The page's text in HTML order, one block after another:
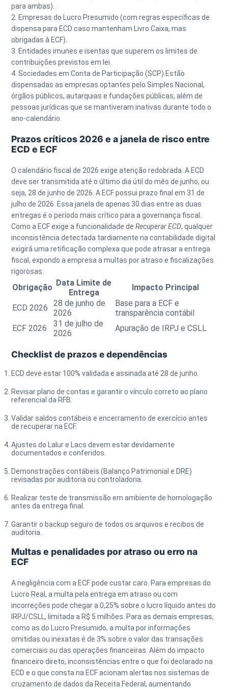
para ambas).
2. Empresas do Lucro Presumido (com regras específicas de
dispensa para ECD caso mantenham Livro Caixa, mas
obrigadas à ECF).
3. Entidades imunes e isentas que superem os limites de
contribuições previstos em lei.
4. Sociedades em Conta de Participação (SCP).Estão
dispensadas as empresas optantes pelo Simples Nacional,
órgãos públicos, autarquias e fundações públicas, além de
pessoas jurídicas que se mantiveram inativas durante todo o
ano-calendário.
Prazos críticos 2026 e a janela de risco entre
ECD e ECF
O calendário fiscal de 2026 exige atenção redobrada. A ECD
deve ser transmitida até o último dia útil do mês de junho, ou
seja,28 de junho de 2026. A ECFpossui prazo final em 31 de
julho de 2026. Essa janela de apenas 30 dias entre as duas
entregas é o período mais crítico para a governança fiscal.
Como a ECF exige a funcionalidade deRecuperar ECD, qualquer
inconsistência detectada tardiamente na contabilidade digital
exigirá uma retificação complexa que pode atrasar a entrega
fiscal, expondo a empresa a multas por atraso e fiscalizações
rigorosas.
Obrigação Data Limite de
Entrega
Impacto Principal
ECD 2026
28 de junho de
2026
Base para a ECF e
transparência contábil
ECF 2026
31 de julho de
2026
Apuração de IRPJ e CSLL
Checklist de prazos e dependências
ECD deve estar 100% validada e assinada até 28 de junho.
Revisar plano de contas e garantir o vínculo correto ao plano
referencial da RFB.
Validar saldos contábeis e encerramento de exercício antes
de recuperar na ECF.
Ajustes do Lalur e Lacs devem estar devidamente
documentados e conferidos.
Demonstrações contábeis (Balanço Patrimonial e DRE)
revisadas por auditoria ou controladoria.
Realizar teste de transmissão em ambiente de homologação
antes da entrega final.
Garantir o backup seguro de todos os arquivos e recibos de
auditoria.
Multas e penalidades por atraso ou erro na
ECF
A negligência com a ECF pode custar caro. Para empresas do
Lucro Real, a multa pela entrega em atraso ou com
incorreções pode chegar a0,25% sobre o lucro líquido antes do
IRPJ/CSLL, limitada a R$ 5 milhões. Para as demais empresas,
como as do Lucro Presumido, a multa por informações
omitidas ou inexatas é de 3% sobre o valor das transações
comerciais ou das operações financeiras. Além do impacto
financeiro direto, inconsistências entre o que foi declarado na
ECD e o que consta na ECF acionam alertas nos sistemas de
cruzamento de dados da Receita Federal, aumentando